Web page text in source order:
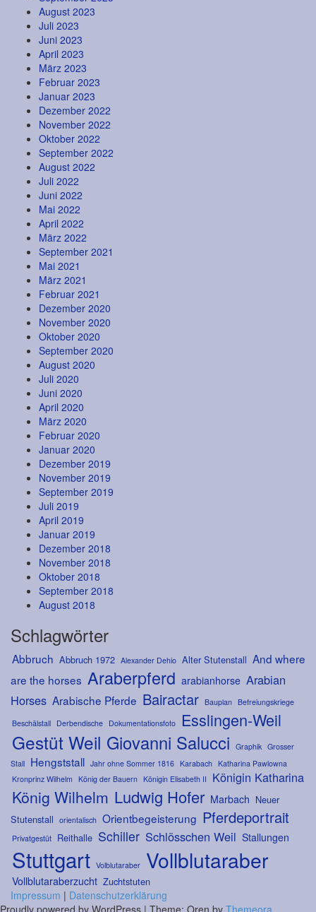
August 2023
Juli 2023
Juni 2023
April 2023
März 2023
Februar 2023
Januar 2023
Dezember 2022
November 2022
Oktober 2022
September 2022
August 2022
Juli 2022
Juni 2022
Mai 2022
April 2022
März 2022
September 2021
Mai 2021
März 2021
Februar 2021
Dezember 2020
November 2020
Oktober 2020
September 2020
August 2020
Juli 2020
Juni 2020
April 2020
März 2020
Februar 2020
Januar 2020
Dezember 2019
November 2019
September 2019
Juli 2019
April 2019
Januar 2019
Dezember 2018
November 2018
Oktober 2018
September 2018
August 2018
Schlagwörter
Abbruch Abbruch 1972 Alexander Dehio Alter Stutenstall And where
are the horses Araberpferd arabianhorse Arabian
Horses Arabische Pferde Bairactar Bauplan Befreiungskriege
Beschälstall Derbendische Dokumentationsfoto Esslingen-Weil
Gestüt Weil Giovanni Salucci Graphik Grosser
Stall Hengststall Jahr ohne Sommer 1816 Karabach Katharina Pawlowna
Kronprinz Wilhelm König der Bauern Königin Elisabeth II Königin Katharina
König Wilhelm Ludwig Hofer Marbach Neuer
Stutenstall orientalisch Orientbegeisterung Pferdeportrait
Privatgestüt Reithalle Schiller Schlösschen Weil Stallungen
Stuttgart Volblutaraber Vollblutaraber
Vollblutaraberzucht Zuchtstuten
Impressum | Datenschutzerklärung
Proudly powered by WordPress | Theme: Oren by Themeora